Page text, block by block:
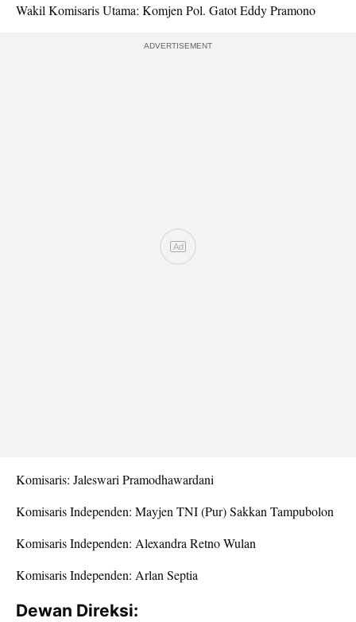
Wakil Komisaris Utama: Komjen Pol. Gatot Eddy Pramono
ADVERTISEMENT
Komisaris: Jaleswari Pramodhawardani
Komisaris Independen: Mayjen TNI (Pur) Sakkan Tampubolon
Komisaris Independen: Alexandra Retno Wulan
Komisaris Independen: Arlan Septia
Dewan Direksi: